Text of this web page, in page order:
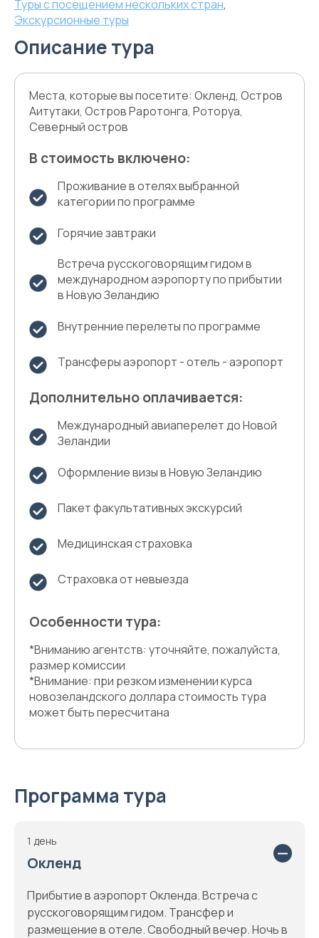
Туры с посещением нескольких стран,
Экскурсионные туры
Описание тура
Места, которые вы посетите: Окленд, Остров
Аитутаки, Остров Раротонга, Роторуа,
Северный остров
В стоимость включено:
Проживание в отелях выбранной
категории по программе
Горячие завтраки
Встреча русскоговорящим гидом в
международном аэропорту по прибытии
в Новую Зеландию
Внутренние перелеты по программе
Трансферы аэропорт - отель - аэропорт
Дополнительно оплачивается:
Международный авиаперелет до Новой
Зеландии
Оформление визы в Новую Зеландию
Пакет факультативных экскурсий
Медицинская страховка
Страховка от невыезда
Особенности тура:
*Вниманию агентств: уточняйте, пожалуйста,
размер комиссии
*Внимание: при резком изменении курса
новозеландского доллара стоимость тура
может быть пересчитана
Программа тура
1 день
Окленд
Прибытие в аэропорт Окленда. Встреча с
русскоговорящим гидом. Трансфер и
размещение в отеле. Свободный вечер. Ночь в